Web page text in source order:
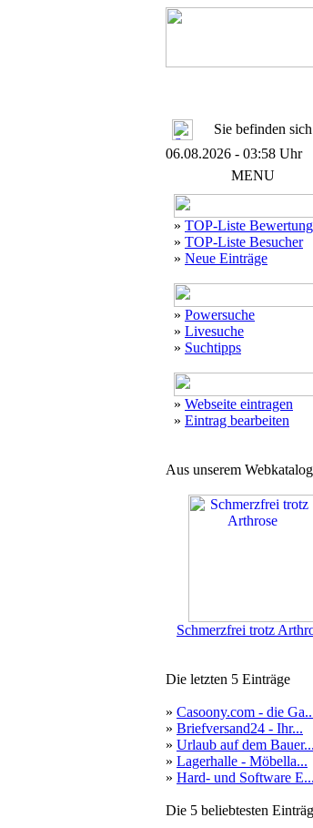
Sie befinden
06.08.2026 - 03:58 Uhr
MENU
» TOP-Liste Bewertung
» TOP-Liste Besucher
» Neue Einträge
» Powersuche
» Livesuche
» Suchtipps
» Webseite eintragen
» Eintrag bearbeiten
Aus unserem Webkatalog
Schmerzfrei trotz
Die letzten 5 Einträge
» Casoony.com - die
» Briefversand24 - Ihr...
» Urlaub auf dem Bauer...
» Lagerhalle - Möbella...
» Hard- und Software E...
Die 5 beliebtesten